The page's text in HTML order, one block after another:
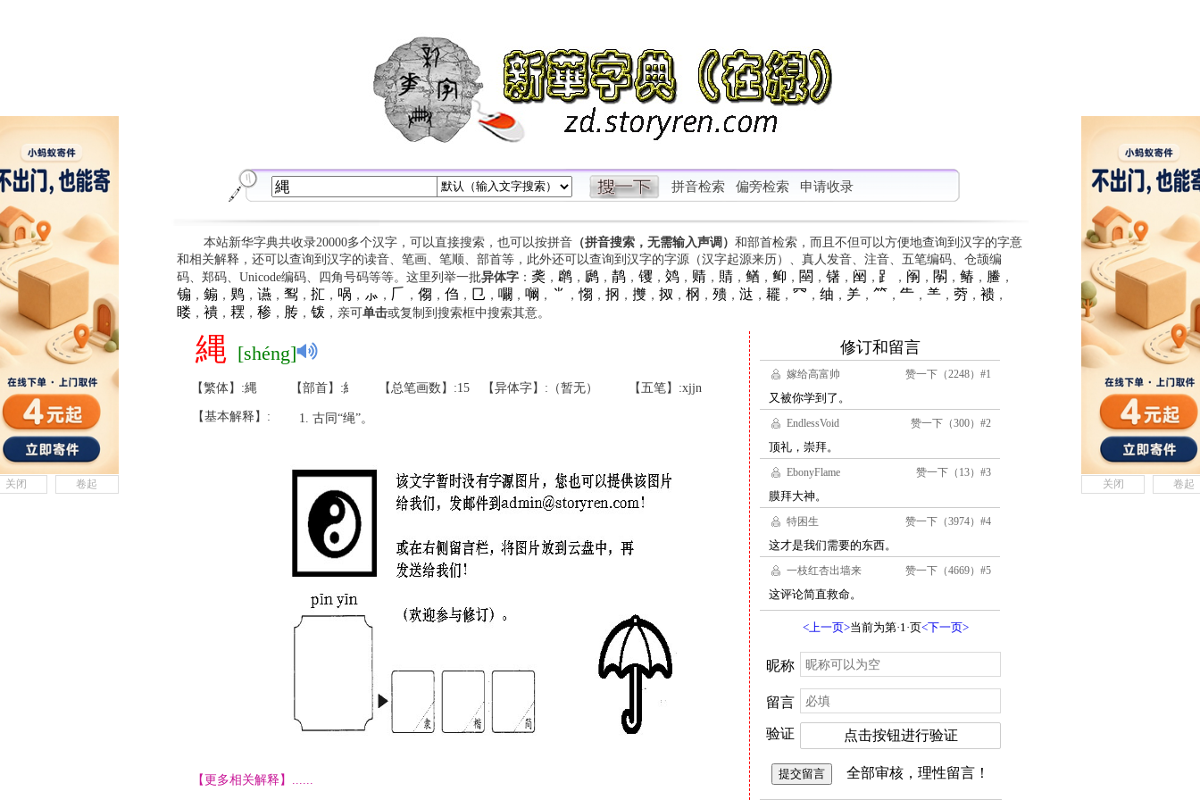
拼音检索 偏旁检索 申请收录
本站新华字典共收录20000多个汉字，可以直接搜索，也可以按拼音（拼音搜索，无需输入声调） 和部首检索，而且不但可以方便地查询到汉字的字意
和相关解释，还可以查询到汉字的读音、笔画、笔顺、部首等，此外还可以查询到汉字的字源（汉字起源来历）、真人发音、注音、五笔编码、仓颉编
码、郑码、Unicode编码、四角号码等等。这里列举一批异体字： 䶮 ， 䴙， 䴘， 䴖， 䦆， 䴔， 䞍， 䝼， 䲡 ， 䲟 ， 䦟 ， 䦃， 䦷 ， ⻊ ， 䦶 ， 䦛 ， 䲠 ， 䲢 ，
䦂 ， 䥇 ， 䴗， 䜩， 䴕， 㧟 ， 㖞 ， ⺗ ， 𠂆 ， 㑳 ， 㑇 ， 㔾 ， 㘚 ， 㘎 ， ⺌ ， 㥮 ， 㧏 ， 㩳， 㧐 ， 㭎 ， 㱮， 㳠 ， 䎱 ， ⺳ ， 䌷 ， ⺶， ⺮ ， ⺧， ⺷， 䓖， 䙌，
䁖， 䙡， 䎬 ， 䅟， 䏝， 䥽，亲可单击或复制到搜索框中搜索其意。
縄 [shéng]
【繁体】:縄 【部首】:糹 【总笔画数】:15 【异体字】:（暂无） 【五笔】:xjjn
【基本解释】: 古同“绳”。
【更多相关解释】......
关闭 卷起 关闭 卷起